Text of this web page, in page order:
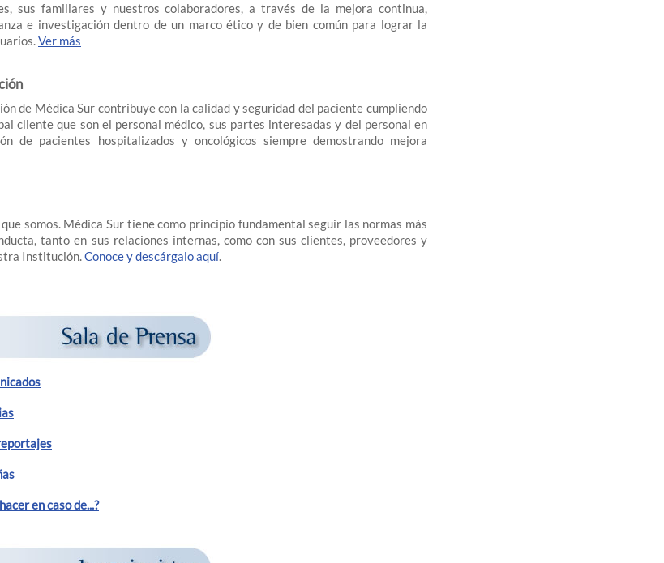
sus familiares y nuestros colaboradores, a través de la mejora continua,
e investigación dentro de un marco ético y de bien común para lograr la
Ver más
de Médica Sur contribuye con la calidad y seguridad del paciente cumpliendo
cliente que son el personal médico, sus partes interesadas y del personal en
de pacientes hospitalizados y oncológicos siempre demostrando mejora
somos. Médica Sur tiene como principio fundamental seguir las normas más
tanto en sus relaciones internas, como con sus clientes, proveedores y
Institución.Conoce y descárgalo aquí.
en caso de...?